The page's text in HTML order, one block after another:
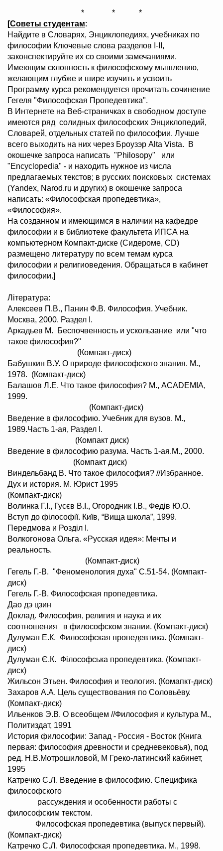
* * *
[Советы студентам:
Найдите в Словарях, Энциклопедиях, учебниках по
философии Ключевые слова разделов І-ІІ,
законспектируйте их со своими замечаниями.
Имеющим склонность к философскому мышлению,
желающим глубже и шире изучить и усвоить
Программу курса рекомендуется прочитать сочинение
Гегеля "Философская Пропедевтика".
В Интернете на Веб-страничках в свободном доступе
имеются ряд солидных философских Энциклопедий,
Словарей, отдельных статей по философии. Лучше
всего выходить на них через Броузэр Alta Vista. В
окошечке запроса написать "Philosopy" или
"Encyclopedia" - и находить нужное из числа
предлагаемых текстов; в русских поисковых системах
(Yandex, Narod.ru и других) в окошечке запроса
написать: «Философская пропедевтика»,
«Философия».
На созданном и имеющимся в наличии на кафедре
философии и в библиотеке факультета ИПСА на
компьютерном Компакт-диске (Сидероме, СD)
размещено литературу по всем темам курса
философии и религиоведения. Обращаться в кабинет
философии.]
Література:
Алексеев П.В., Панин Ф.В. Философия. Учебник.
Москва, 2000. Раздел І.
Аркадьев М. Беспочвенность и ускользание или "что
такое философия?"
(Компакт-диск)
Бабушкин В.У. О природе философского знания. М.,
1978. (Компакт-диск)
Балашов Л.Е. Что такое философия? М., ACADEMIA,
1999.
(Компакт-диск)
Введение в философию. Учебник для вузов. М.,
1989.Часть 1-ая, Раздел І.
(Компакт диск)
Введение в философию разума. Часть 1-ая.М., 2000.
(Компакт диск)
Виндельбанд В. Что такое философия? //Избранное.
Дух и история. М. Юрист 1995
(Компакт-диск)
Волинка Г.І., Гусєв В.І., Огородник І.В., Федів Ю.О.
Вступ до філософії. Київ, “Вища школа”, 1999.
Передмова и Розділ І.
Волкогонова Ольга. «Русская идея»: Мечты и
реальность.
(Компакт-диск)
Гегель Г.-В. "Феноменология духа" C.51-54. (Компакт-
диск)
Гегель Г.-В. Философская пропедевтика.
Дао дэ цзин
Доклад. Философия, религия и наука и их
соотношения в философском знании. (Компакт-диск)
Дулуман Е.К. Философская пропедевтика. (Компакт-
диск)
Дулуман Є.К. Філософська пропедевтика. (Компакт-
диск)
Жильсон Этьен. Философия и теология. (Комапкт-диск)
Захаров А.А. Цель существования по Соловьёву.
(Компакт-диск)
Ильенков Э.В. О всеобщем //Философия и культура М.,
Политиздат, 1991
История философии: Запад - Россия - Восток (Книга
первая: философия древности и средневековья), под
ред. Н.В.Мотрошиловой, М Греко-латинский кабинет,
1995
Катречко С.Л. Введение в философию. Специфика
философского
рассуждения и особенности работы с
философским текстом.
Философская пропедевтика (выпуск первый).
(Компакт-диск)
Катречко С.Л. Философская пропедевтика. М., 1998.